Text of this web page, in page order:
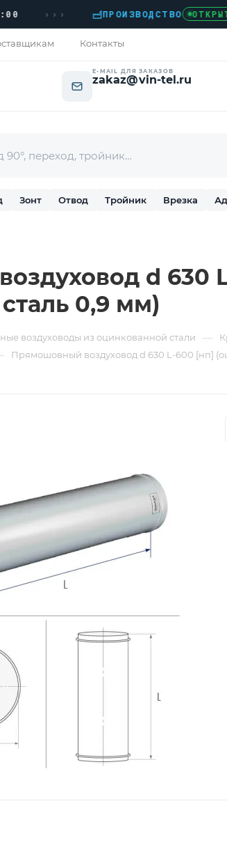
››› ПРОИЗВОДСТВО ОТКРЫТО ›
Контакты
E-MAIL ДЛЯ ЗАКАЗОВ
zakaz@vin-tel.ru
Зонт Отвод Тройник Врезка
d 630
0,9 мм)
воздуховоды из оцинкованной стали —
Прямошовный воздуховод d 630 L-600 [нп]